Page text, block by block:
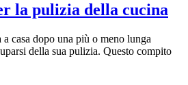
la pulizia della cucina
casa dopo una più o meno lunga
della sua pulizia. Questo compito